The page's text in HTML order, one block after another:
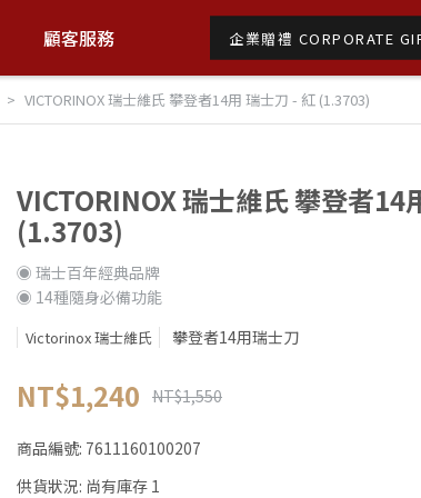
顧客服務 企業贈禮 CORPORATE
VICTORINOX 瑞士維氏 攀登者14用 瑞士刀 - 紅 (1.3703)
VICTORINOX 瑞士維氏 攀登者14
(1.3703)
◉ 瑞士百年經典品牌
◉ 14種隨身必備功能
Victorinox 瑞士維氏 攀登者14用瑞士刀
NT$1,240 NT$1,550
商品編號: 7611160100207
供貨狀況: 尚有庫存 1